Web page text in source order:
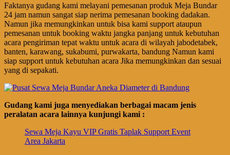
Faktanya gudang kami melayani pemesanan produk Meja Bundar
24 jam namun sangat siap nerima pemesanan booking dadakan.
Namun jika memungkinkan untuk bisa kami support ataupun
pemesanan untuk booking waktu jangka panjang untuk kebutuhan
acara pengiriman tepat waktu untuk acara di wilayah jabodetabek,
banten, karawang, sukabumi, purwakarta, bandung Namun kami
siap support untuk kebutuhan acara Jika memungkinkan dan sesuai
yang di sepakati.
Gudang kami juga menyediakan berbagai macam jenis
peralatan acara lainnya kunjungi kami :
Sewa Meja Kayu VIP Gratis Taplak Support Event
Area Jakarta